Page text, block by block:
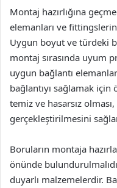
Montaj hazırlığına
elemanları ve
Uygun boyut ve türdeki
montaj sırasında uyum
uygun bağlantı
bağlantıyı sağlamak için
temiz ve hasarsız
gerçekleştirilmesini
Boruların montaja
önünde
duyarlı malzemelerdir.